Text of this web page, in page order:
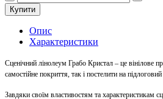
Купити
Опис
Характеристики
Сценічний лінолеум Грабо Кристал – це вінілове
самостійне покриття, так і постелити на
Завдяки своїм властивостям та характеристикам